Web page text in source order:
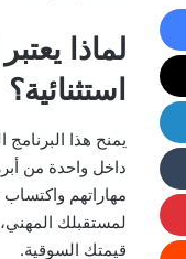
لماذا
استثنائية؟
يمنح هذا
داخل واحدة من
مهاراتهم
لمستقبلك
قيمتك السوقية.